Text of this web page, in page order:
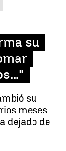
su
su
meses
dejado de